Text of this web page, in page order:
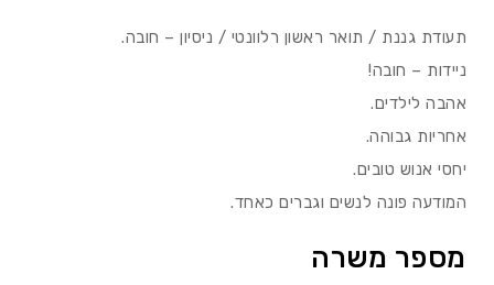
תעודת גננת / תואר ראשון רלוונטי / ניסיון – חובה.
ניידות – חובה!
אהבה לילדים.
אחריות גבוהה.
יחסי אנוש טובים.
המודעה פונה לנשים וגברים כאחד.
מספר משרה